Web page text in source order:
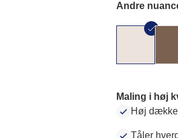
Andre
Maling i høj
Høj
Tåler